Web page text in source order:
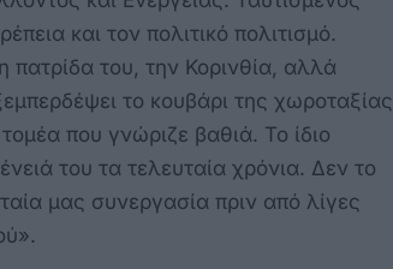
και τον πολιτικό πολιτισμό.
πατρίδα του, την Κορινθία, αλλά
το κουβάρι της χωροταξίας
που γνώριζε βαθιά. Το ίδιο
του τα τελευταία χρόνια. Δεν το
μας συνεργασία πριν από λίγες